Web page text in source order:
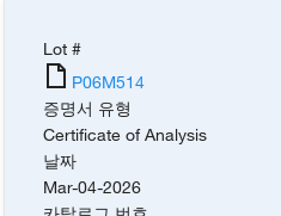
Lot #
P06M514
증명서 유형
Certificate of Analysis
날짜
Mar-04-2026